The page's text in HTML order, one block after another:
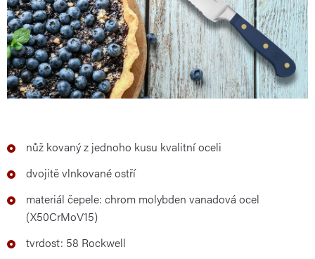
nůž kovaný z jednoho kusu kvalitní oceli
dvojitě vlnkované ostří
materiál čepele: chrom molybden vanadová ocel
(X50CrMoV15)
tvrdost: 58 Rockwell